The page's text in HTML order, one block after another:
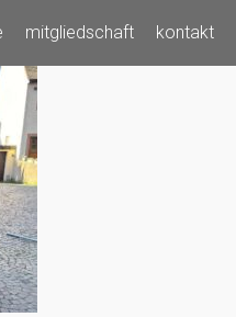
mitgliedschaft kontakt